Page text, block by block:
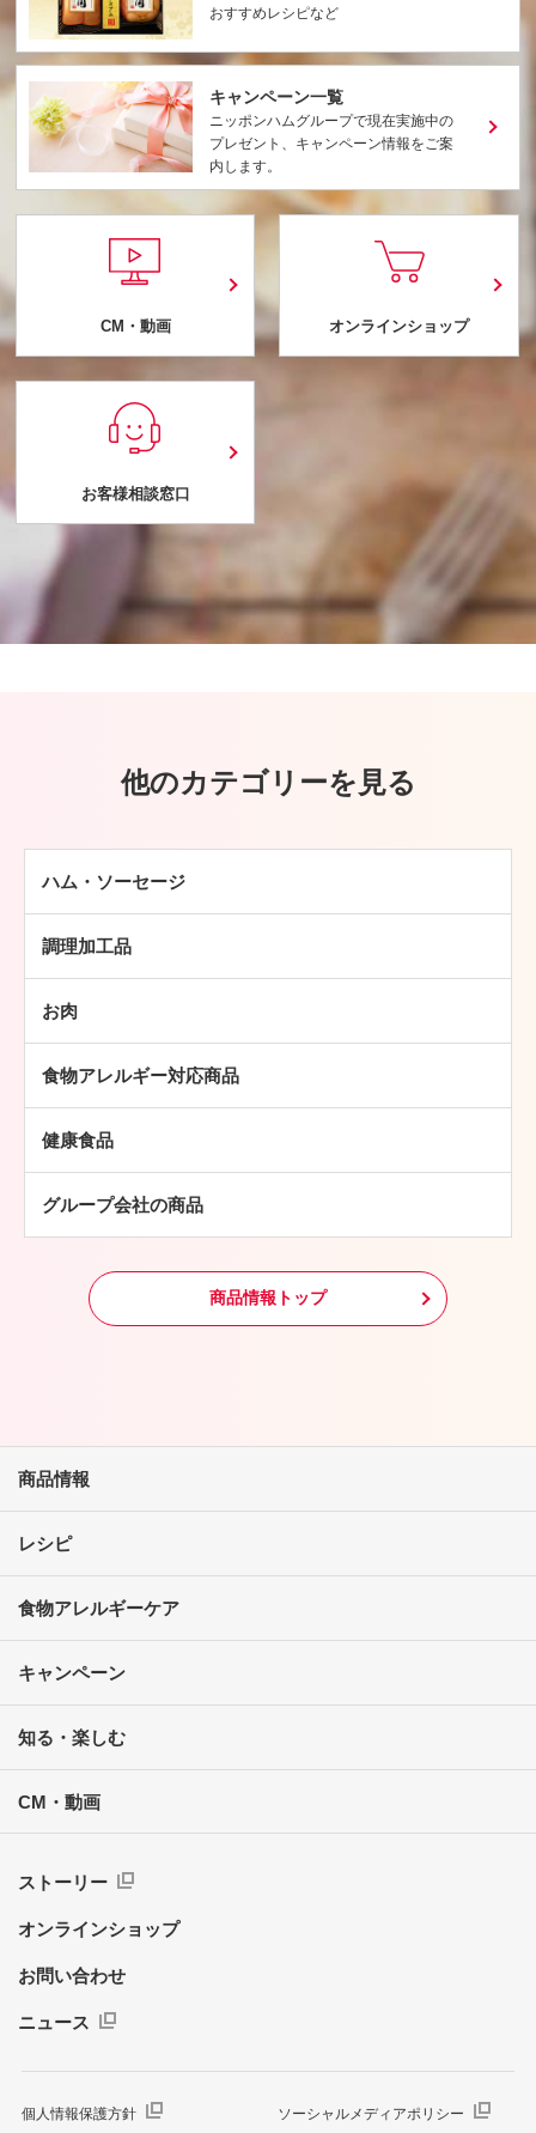
おすすめレシピなど
キャンペーン一覧
ニッポンハムグループで現在実施中の
プレゼント、キャンペーン情報をご案
内します。
CM・動画 オンラインショップ
お客様相談窓口
他のカテゴリーを見る
ハム・ソーセージ
ソーセージ
その他
調理加工品
チキン加工品
パン・ピザ
常温食品
冷凍食品
その他
お肉
鶏肉
食物アレルギー対応商品
健康食品
グループ会社の商品
商品情報トップ
商品情報
レシピ
食物アレルギーケア
キャンペーン
知る・楽しむ
CM・動画
ストーリー
オンラインショップ
お問い合わせ
ニュース
個人情報保護方針 ソーシャルメディアポリシー